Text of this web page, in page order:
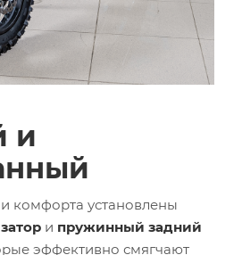
и
комфорта установлены
и пружинный задний
эффективно смягчают